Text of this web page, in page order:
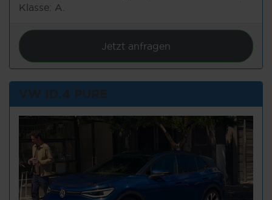
Klasse: A.
Jetzt anfragen